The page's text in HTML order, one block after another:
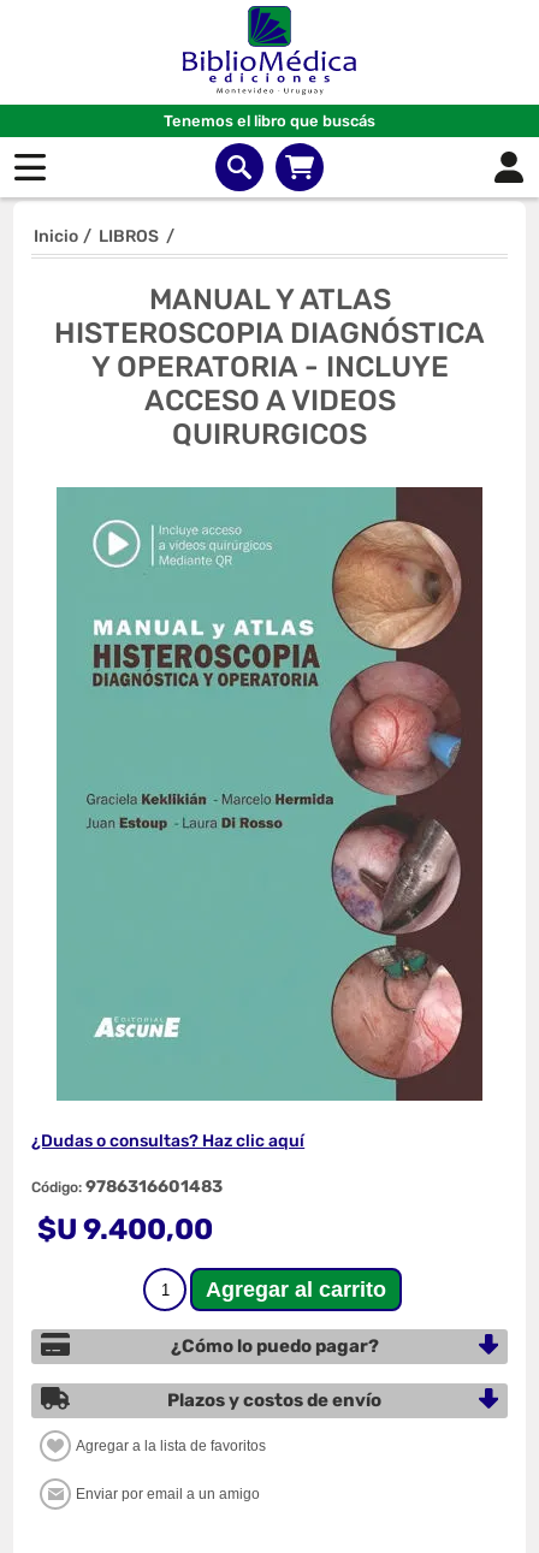
Tenemos el libro que buscás
Inicio / LIBROS /
MANUAL Y ATLAS
HISTEROSCOPIA DIAGNÓSTICA
Y OPERATORIA - INCLUYE
ACCESO A VIDEOS
QUIRURGICOS
¿Dudas o consultas? Haz clic aquí
Código: 9786316601483
$U 9.400,00
¿Cómo lo puedo pagar?
Plazos y costos de envío